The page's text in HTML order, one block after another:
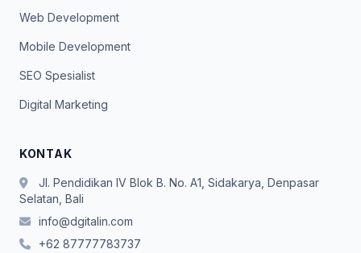
Web Development
Mobile Development
SEO Spesialist
Digital Marketing
KONTAK
Jl. Pendidikan IV Blok B. No. A1, Sidakarya, Denpasar
Selatan, Bali
info@dgitalin.com
+62 87777783737